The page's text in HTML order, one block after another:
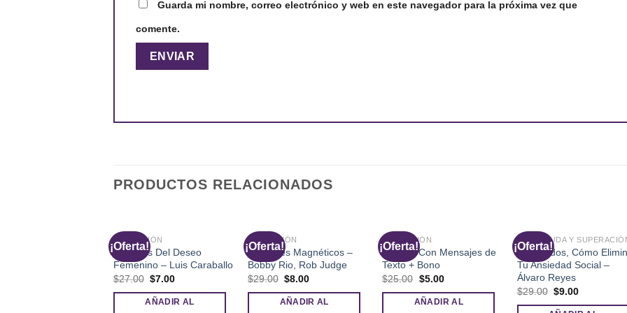
Guarda mi nombre, correo electrónico y web en este navegador para la próxima vez que
comente.
PRODUCTOS RELACIONADOS
¡Oferta!
SEDUCCIÓN
Secretos Del Deseo
Femenino – Luis Caraballo
$27.00 El
original
era:
$7.00El
actual
es:
AÑADIR AL
¡Oferta!
SEDUCCIÓN
Mensajes Magnéticos –
Bobby Rio, Rob Judge
$29.00 El
original
era:
$8.00El
actual
es:
AÑADIR AL
¡Oferta!
SEDUCCIÓN
Seducir Con Mensajes de
Texto + Bono
$25.00 El
original
era:
$5.00El
actual
es:
AÑADIR AL
¡Oferta!
AUTOAYUDA Y
Sin Miedos, Cómo
Tu Ansiedad Social –
Álvaro Reyes
$29.00 El
original
$9.00El
actual